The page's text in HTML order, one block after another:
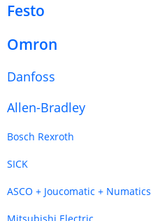
Festo
Omron
Danfoss
Allen-Bradley
Bosch Rexroth
SICK
ASCO + Joucomatic + Numatics